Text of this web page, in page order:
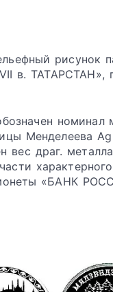
в.
Менделеева
вес драг.
«БАНК